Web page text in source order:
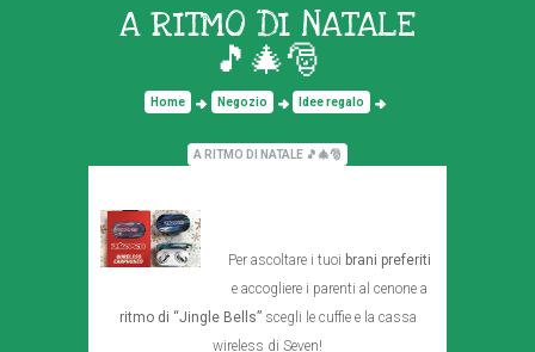
A RITMO DI NATALE
🎵🎄🎅
Home Negozio Idee regalo
A RITMO DI NATALE 🎵🎄🎅
Per ascoltare i tuoi brani preferiti
e accogliere i parenti al cenone a
ritmo di “Jingle Bells”scegli le cuffie e la cassa
wireless di Seven!